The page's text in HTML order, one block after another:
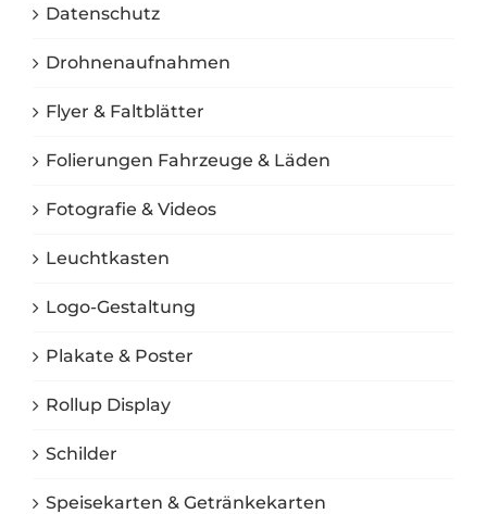
Datenschutz
Drohnenaufnahmen
Flyer & Faltblätter
Folierungen Fahrzeuge & Läden
Fotografie & Videos
Leuchtkasten
Logo-Gestaltung
Plakate & Poster
Rollup Display
Schilder
Speisekarten & Getränkekarten